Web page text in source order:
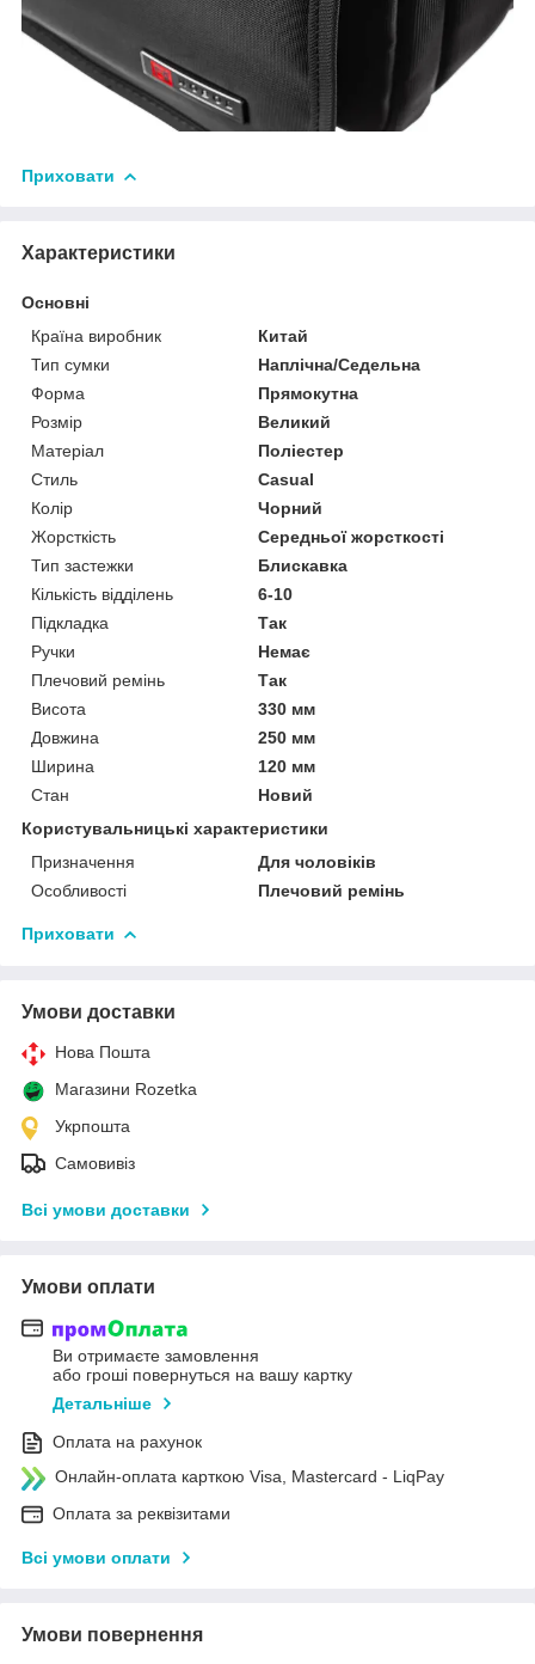
Приховати
Характеристики
Основні
Країна виробник
Китай
Тип сумки
Наплічна/Седельна
Форма
Прямокутна
Розмір
Великий
Матеріал
Поліестер
Стиль
Casual
Колір
Чорний
Жорсткість
Середньої жорсткості
Тип застежки
Блискавка
Кількість відділень
6-10
Підкладка
Так
Ручки
Немає
Плечовий ремінь
Так
Висота
330 мм
Довжина
250 мм
Ширина
120 мм
Стан
Новий
Користувальницькі характеристики
Призначення
Для чоловіків
Особливості
Плечовий ремінь
Приховати
Умови доставки
Нова Пошта
Магазини Rozetka
Укрпошта
Самовивіз
Всі умови доставки
Умови оплати
Ви отримаєте замовлення
або гроші повернуться на вашу картку
Детальніше
Оплата на рахунок
Онлайн-оплата карткою Visa, Mastercard - LiqPay
Оплата за реквізитами
Всі умови оплати
Умови повернення